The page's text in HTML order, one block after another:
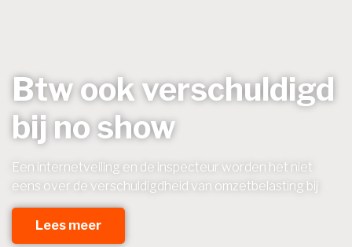
Btw ook verschuldigd
bij no show
Een internetveiling en de inspecteur worden het niet
eens over de verschuldigdheid van omzetbelasting bij
Lees meer